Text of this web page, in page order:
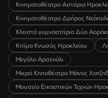
Κινηματοθέατρο Αστόρια
Κινηματοθέατρο Δρήρος
Κλειστό γυμναστήριο Δύο
Κτήμα Κνωσός Ηρακλείου
Μεγάλο Αρσενάλι
Μικρό Κηποθέατρο Μάνος
Μουσείο Εικαστικών Τεχνών